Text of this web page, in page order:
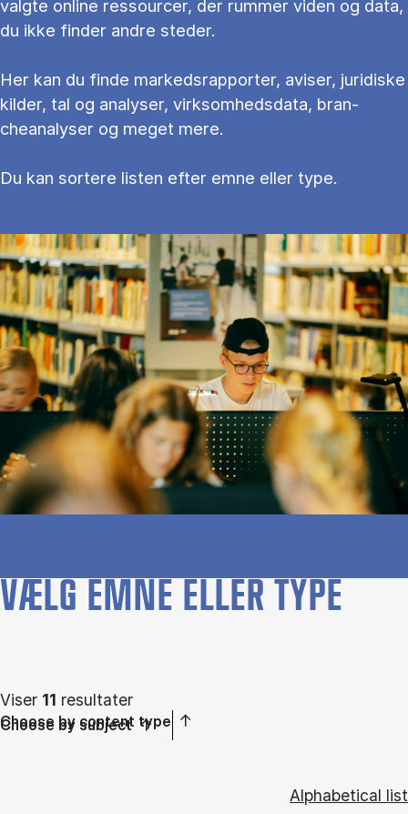
valg­te on­li­ne res­sour­cer, der rum­mer vi­den og data,
du ikke fin­der an­dre ste­der.
Her kan du fin­de mar­keds­rap­por­ter, aviser, juridiske
kilder, tal og ana­ly­ser, virksomhedsdata, bran­
cheanalyser og meget mere.
Du kan sortere li­sten ef­ter emne el­ler type.
VÆLG EMNE ELLER TYPE
Viser 11 resultater
Choose by subject
Choose by content type
Alphabetical list